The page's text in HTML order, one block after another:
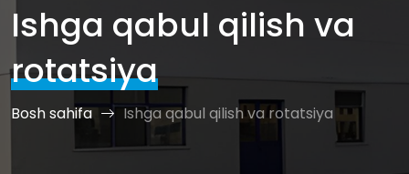
Ishga qabul qilish va
rotatsiya
Bosh sahifa Ishga qabul qilish va rotatsiya